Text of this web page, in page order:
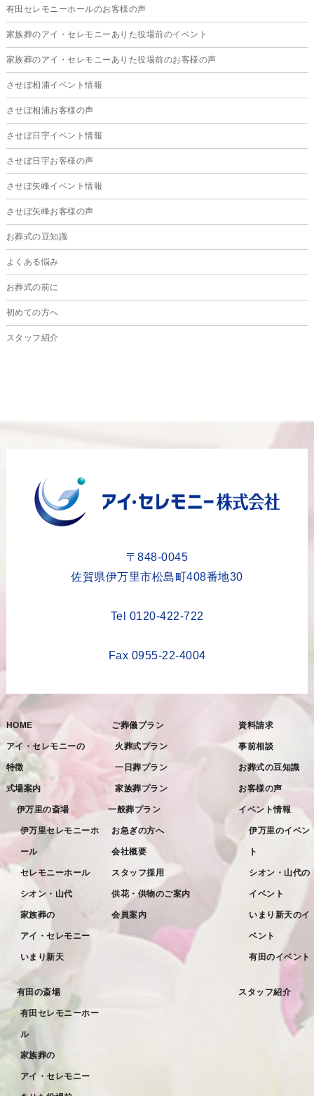
2023年11月
2023年8月
2023年6月
2022年11月
2022年10月
2022年9月
2022年8月
2022年7月
2022年6月
2022年5月
2022年4月
2022年1月
2021年11月
2021年10月
2021年9月
2021年8月
有田セレモニーホールのお客様の声
家族葬のアイ・セレモニーありた役場前のイベント
家族葬のアイ・セレモニーありた役場前のお客様の声
させぼ相浦イベント情報
させぼ相浦お客様の声
させぼ日宇イベント情報
させぼ日宇お客様の声
させぼ矢峰イベント情報
させぼ矢峰お客様の声
お葬式の豆知識
よくある悩み
お葬式の前に
初めての方へ
スタッフ紹介
〒848-0045
佐賀県伊万里市松島町408番地30
Tel 0120-422-722
Fax 0955-22-4004
HOME
アイ・セレモニーの
特徴
式場案内
伊万里の斎場
伊万里セレモニーホ
ール
セレモニーホール
シオン・山代
家族葬の
アイ・セレモニー
いまり新天
有田の斎場
有田セレモニーホー
ル
家族葬の
アイ・セレモニー
ご葬儀プラン
火葬式プラン
一日葬プラン
家族葬プラン
一般葬プラン
お急ぎの方へ
会社概要
スタッフ採用
供花・供物のご案内
会員案内
資料請求
事前相談
お葬式の豆知識
お客様の声
イベント情報
伊万里のイベン
ト
シオン・山代の
イベント
いまり新天のイ
ベント
有田のイベント
スタッフ紹介